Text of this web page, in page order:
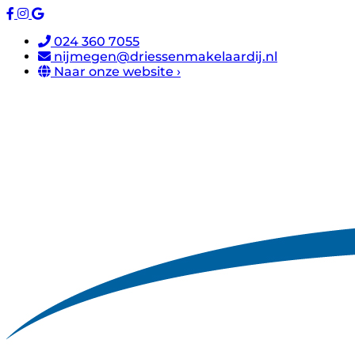
024 360 7055
nijmegen@driessenmakelaardij.nl
Naar onze website ›